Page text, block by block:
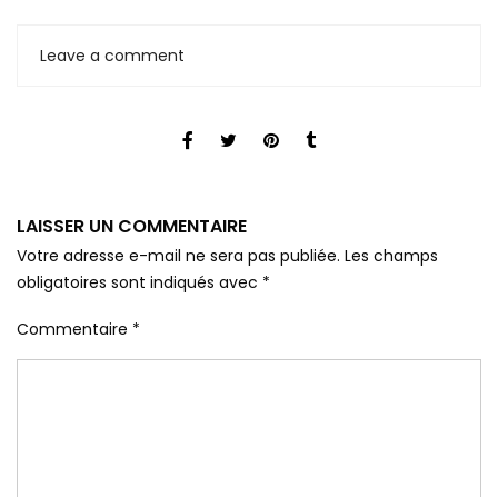
Leave a comment
LAISSER UN COMMENTAIRE
Votre adresse e-mail ne sera pas publiée. Les champs
obligatoires sont indiqués avec *
Commentaire *